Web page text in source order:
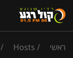
ראשי /
Hosts
/